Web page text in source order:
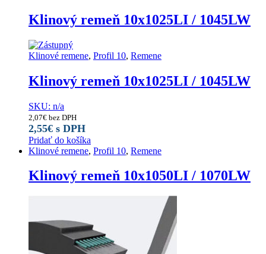
Klinový remeň 10x1025LI / 1045LW
Klinové remene, Profil 10, Remene
Klinový remeň 10x1025LI / 1045LW
SKU: n/a
2,07€ bez DPH
2,55€ s DPH
Pridať do košíka
Klinové remene, Profil 10, Remene
Klinový remeň 10x1050LI / 1070LW